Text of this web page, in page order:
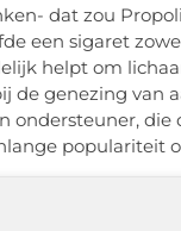
dat zou
een sigaret
helpt om
de genezing van
ondersteuner,
populariteit